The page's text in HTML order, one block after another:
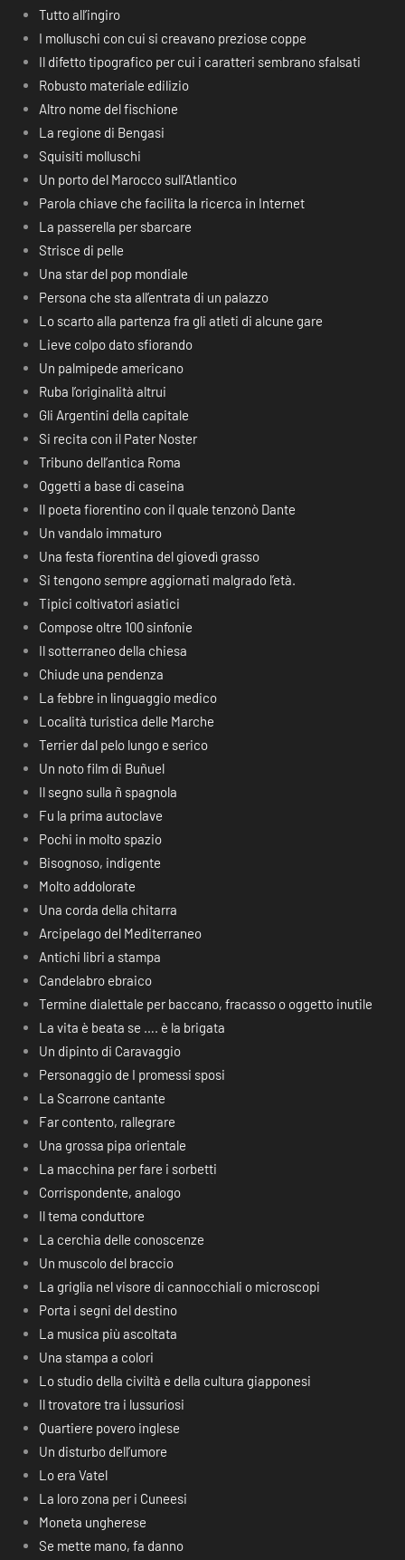
Tutto all’ingiro
I molluschi con cui si creavano preziose coppe
Il difetto tipografico per cui i caratteri sembrano sfalsati
Robusto materiale edilizio
Altro nome del fischione
La regione di Bengasi
Squisiti molluschi
Un porto del Marocco sull’Atlantico
Parola chiave che facilita la ricerca in Internet
La passerella per sbarcare
Strisce di pelle
Una star del pop mondiale
Persona che sta all’entrata di un palazzo
Lo scarto alla partenza fra gli atleti di alcune gare
Lieve colpo dato sfiorando
Un palmipede americano
Ruba l’originalità altrui
Gli Argentini della capitale
Si recita con il Pater Noster
Tribuno dell’antica Roma
Oggetti a base di caseina
Il poeta fiorentino con il quale tenzonò Dante
Un vandalo immaturo
Una festa fiorentina del giovedì grasso
Si tengono sempre aggiornati malgrado l’età.
Tipici coltivatori asiatici
Compose oltre 100 sinfonie
Il sotterraneo della chiesa
Chiude una pendenza
La febbre in linguaggio medico
Località turistica delle Marche
Terrier dal pelo lungo e serico
Un noto film di Buñuel
Il segno sulla ñ spagnola
Fu la prima autoclave
Pochi in molto spazio
Bisognoso, indigente
Molto addolorate
Una corda della chitarra
Arcipelago del Mediterraneo
Antichi libri a stampa
Candelabro ebraico
Termine dialettale per baccano, fracasso o oggetto inutile
La vita è beata se …. è la brigata
Un dipinto di Caravaggio
Personaggio de I promessi sposi
La Scarrone cantante
Far contento, rallegrare
Una grossa pipa orientale
La macchina per fare i sorbetti
Corrispondente, analogo
Il tema conduttore
La cerchia delle conoscenze
Un muscolo del braccio
La griglia nel visore di cannocchiali o microscopi
Porta i segni del destino
La musica più ascoltata
Una stampa a colori
Lo studio della civiltà e della cultura giapponesi
Il trovatore tra i lussuriosi
Quartiere povero inglese
Un disturbo dell’umore
Lo era Vatel
La loro zona per i Cuneesi
Moneta ungherese
Se mette mano, fa danno